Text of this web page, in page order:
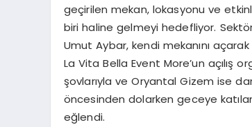
geçirilen mekan, lokasyonu ve
biri haline gelmeyi hedefliyor.
Umut Aybar, kendi mekanını
La Vita Bella Event More’un açılış
şovlarıyla ve Oryantal Gizem ise
öncesinden dolarken geceye
eğlendi.